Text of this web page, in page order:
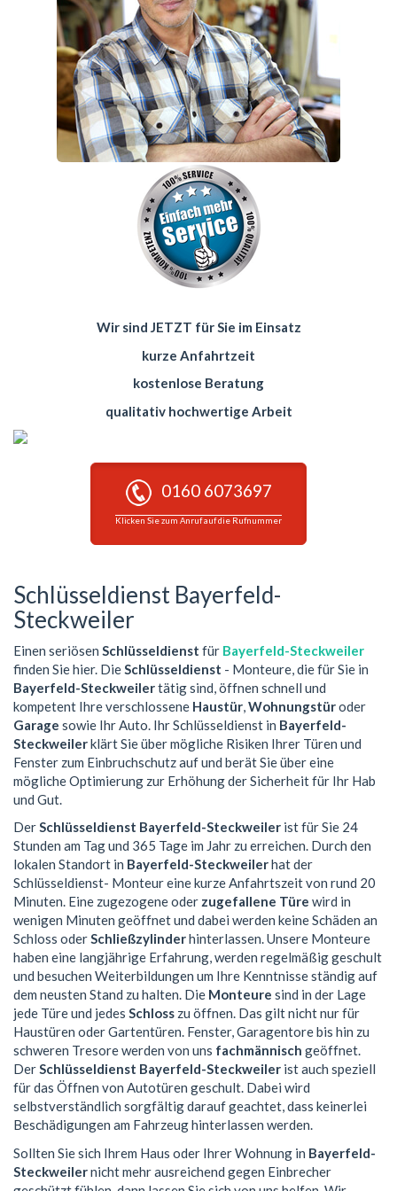
Wir sind JETZT für Sie im Einsatz
kurze Anfahrtzeit
kostenlose Beratung
qualitativ hochwertige Arbeit
0160 6073697
Klicken Sie zum Anruf auf die Rufnummer
Schlüsseldienst Bayerfeld-
Steckweiler
Einen seriösen Schlüsseldienst für Bayerfeld-Steckweiler
finden Sie hier. DieSchlüsseldienst - Monteure, die für Sie in
Bayerfeld-Steckweilertätig sind, öffnen schnell und
kompetent Ihre verschlossene Haustür,Wohnungstüroder
Garage sowie Ihr Auto. Ihr Schlüsseldienst in Bayerfeld-
Steckweilerklärt Sie über mögliche Risiken Ihrer Türen und
Fenster zum Einbruchschutz auf und berät Sie über eine
mögliche Optimierung zur Erhöhung der Sicherheit für Ihr Hab
und Gut.
DerSchlüsseldienst Bayerfeld-Steckweiler ist für Sie 24
Stunden am Tag und 365 Tage im Jahr zu erreichen. Durch den
lokalen Standort in Bayerfeld-Steckweilerhat der
Schlüsseldienst- Monteur eine kurze Anfahrtszeit von rund 20
Minuten. Eine zugezogene oder zugefallene Türe wird in
wenigen Minuten geöffnet und dabei werden keine Schäden an
Schloss oderSchließzylinderhinterlassen. Unsere Monteure
haben eine langjährige Erfahrung, werden regelmäßig geschult
und besuchen Weiterbildungen um Ihre Kenntnisse ständig auf
dem neusten Stand zu halten. Die Monteure sind in der Lage
jede Türe und jedes Schloss zu öffnen. Das gilt nicht nur für
Haustüren oder Gartentüren. Fenster, Garagentore bis hin zu
schweren Tresore werden von uns fachmännisch geöffnet.
DerSchlüsseldienst Bayerfeld-Steckweiler ist auch speziell
für das Öffnen von Autotüren geschult. Dabei wird
selbstverständlich sorgfältig darauf geachtet, dass keinerlei
Beschädigungen am Fahrzeug hinterlassen werden.
Sollten Sie sich Ihrem Haus oder Ihrer Wohnung in Bayerfeld-
Steckweilernicht mehr ausreichend gegen Einbrecher